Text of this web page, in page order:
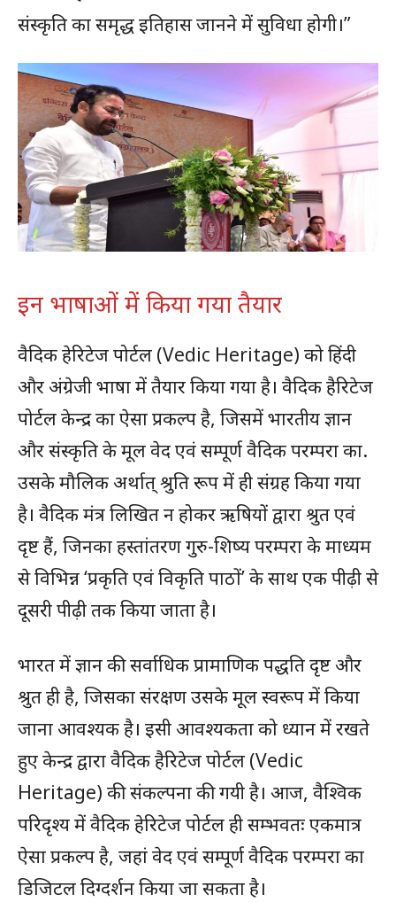
संस्कृति का समृद्ध इतिहास जानने में सुविधा होगी।”
इन भाषाओं में किया गया तैयार
वैदिक हेरिटेज पोर्टल (Vedic Heritage) को हिंदी
और अंग्रेजी भाषा में तैयार किया गया है। वैदिक हैरिटेज
पोर्टल केन्द्र का ऐसा प्रकल्प है, जिसमें भारतीय ज्ञान
और संस्कृति के मूल वेद एवं सम्पूर्ण वैदिक परम्परा का.
उसके मौलिक अर्थात् श्रुति रूप में ही संग्रह किया गया
है। वैदिक मंत्र लिखित न होकर ऋषियों द्वारा श्रुत एवं
दृष्ट हैं, जिनका हस्तांतरण गुरु-शिष्य परम्परा के माध्यम
से विभिन्न ‘प्रकृति एवं विकृति पाठों’ के साथ एक पीढ़ी से
दूसरी पीढ़ी तक किया जाता है।
भारत में ज्ञान की सर्वाधिक प्रामाणिक पद्धति दृष्ट और
श्रुत ही है, जिसका संरक्षण उसके मूल स्वरूप में किया
जाना आवश्यक है। इसी आवश्यकता को ध्यान में रखते
हुए केन्द्र द्वारा वैदिक हैरिटेज पोर्टल (Vedic
Heritage) की संकल्पना की गयी है। आज, वैश्विक
परिदृश्य में वैदिक हेरिटेज पोर्टल ही सम्भवतः एकमात्र
ऐसा प्रकल्प है, जहां वेद एवं सम्पूर्ण वैदिक परम्परा का
डिजिटल दिग्दर्शन किया जा सकता है।